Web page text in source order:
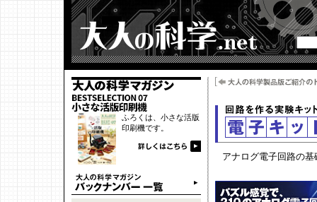
ふろくは、小さな活版
印刷機です。
アナログ電子回路の